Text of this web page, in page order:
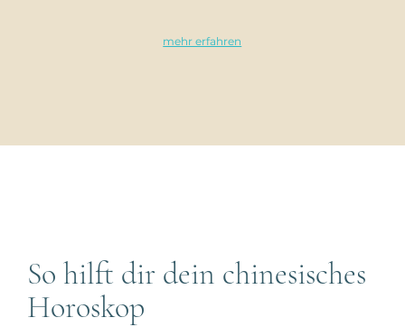
mehr erfahren
So hilft dir dein chinesisches
Horoskop